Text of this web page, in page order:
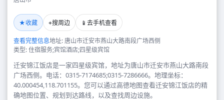
★收藏 ⌖搜周边 📱 去手机查看
查看完整信息地址: 唐山市迁安市燕山大路南段广场西侧
类型: 住宿服务;宾馆酒店;四星级宾馆
迁安锦江饭店是一家四星级宾馆，地址为唐山市迁安市燕山大路南段
广场西侧。电话：0315-7174685;0315-7286666。地理坐标：
40.000454,118.701155。您可以通过高德地图查看迁安锦江饭店的精
确地图位置、规划到达路线，以及查找周边设施。